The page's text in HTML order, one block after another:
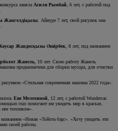
заняла Асиля Рымбай , 6 лет, с работой под
Жангелдіқызы . Айнуре 7 лет, свой рисунок она
Жандосқызы Әшірбек , 8 лет, под названием
Жанель , 10 лет. Свою работу Жанель
предназначена для сборки мусора, для очистки
рисунком «Стильная современная машина 2022 года».
Еве Мелехиной , 12 лет, с работой Wondercar.
глаз помогают им увидеть мир в красках.
топливом».
«Новая «Тойота бэдс». «Хочу увидеть эти
своей работы.